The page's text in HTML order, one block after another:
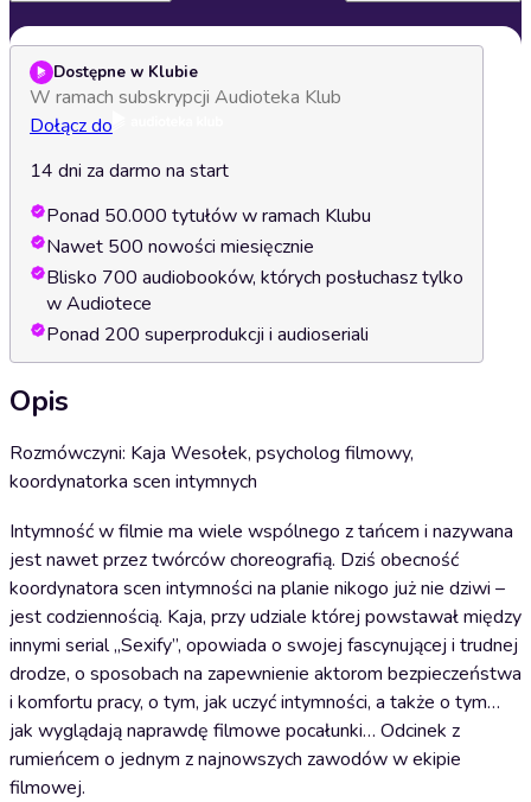
Dostępne w Klubie
W ramach subskrypcji Audioteka Klub
Dołącz do
14 dni za darmo na start
Ponad 50.000 tytułów w ramach Klubu
Nawet 500 nowości miesięcznie
Blisko 700 audiobooków, których posłuchasz tylko
w Audiotece
Ponad 200 superprodukcji i audioseriali
Opis
Rozmówczyni: Kaja Wesołek, psycholog filmowy,
koordynatorka scen intymnych
Intymność w filmie ma wiele wspólnego z tańcem i nazywana
jest nawet przez twórców choreografią. Dziś obecność
koordynatora scen intymności na planie nikogo już nie dziwi –
jest codziennością. Kaja, przy udziale której powstawał między
innymi serial „Sexify”, opowiada o swojej fascynującej i trudnej
drodze, o sposobach na zapewnienie aktorom bezpieczeństwa
i komfortu pracy, o tym, jak uczyć intymności, a także o tym…
jak wyglądają naprawdę filmowe pocałunki… Odcinek z
rumieńcem o jednym z najnowszych zawodów w ekipie
filmowej.